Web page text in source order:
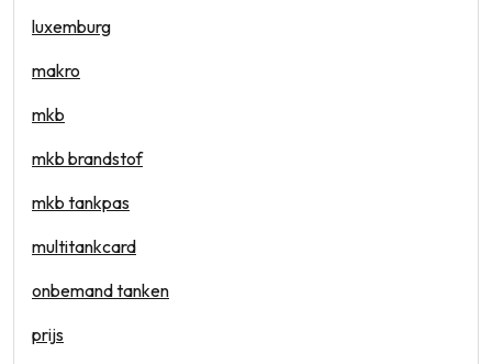
luxemburg
makro
mkb
mkb brandstof
mkb tankpas
multitankcard
onbemand tanken
prijs